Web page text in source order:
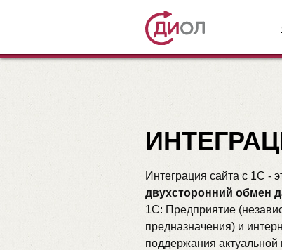
Интеграция сайта с 1С -
двухсторонний обмен
1С: Предприятие
предназначения) и
поддержания актуальной